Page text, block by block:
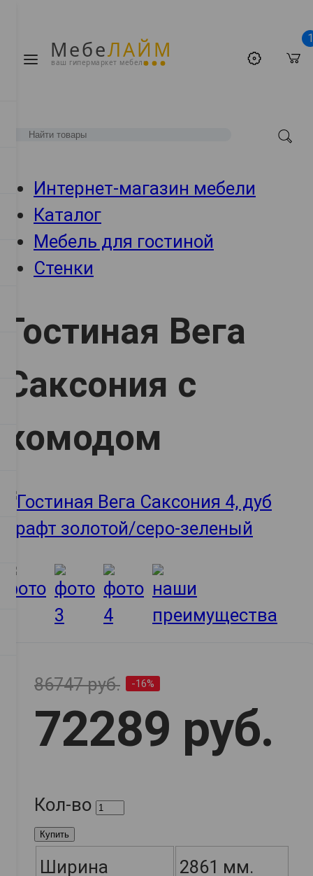
МебеЛАЙМ
ваш гипермаркет мебели
1
Интернет-магазин мебели
Каталог
Мебель для гостиной
Стенки
Гостиная Вега
Саксония с
комодом
86747 руб. -16%
72289 руб.
Кол-во
Купить
Ширина 2861 мм.